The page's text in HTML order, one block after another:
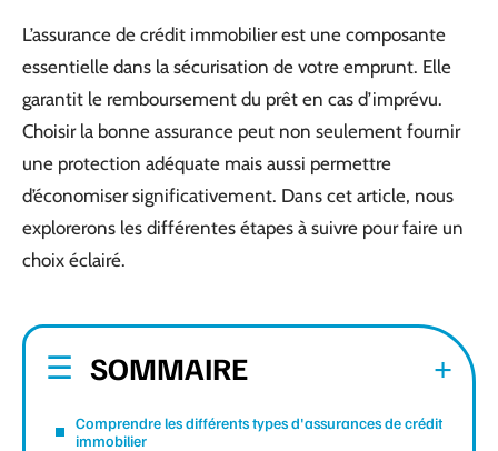
L’assurance de crédit immobilier est une composante
essentielle dans la sécurisation de votre emprunt. Elle
garantit le remboursement du prêt en cas d’imprévu.
Choisir la bonne assurance peut non seulement fournir
une protection adéquate mais aussi permettre
d’économiser significativement. Dans cet article, nous
explorerons les différentes étapes à suivre pour faire un
choix éclairé.
SOMMAIRE
Comprendre les différents types d'assurances de crédit
immobilier